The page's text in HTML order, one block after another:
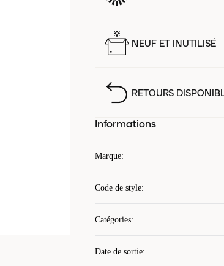
NEUF ET INUTILISÉ
RETOURS
Informations
Marque:
Code de style:
Catégories:
Date de sortie: